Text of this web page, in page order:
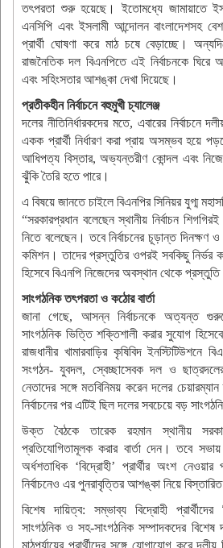
তৎপরতা শুরু হয়েছে। ইতোমধ্যে জামায়াতে
এনসিপি এবং ইসলামী আন্দোলন বাংলাদেশসহ
প্রার্থী ঘোষণা করে মাঠ চষে বেড়াচ্ছে।
রাজনৈতিক দল বিএনপিতে এই নির্বাচনকে ঘিরে
এবং সহিংসতার আশঙ্কা দেখা দিয়েছে।
প্রতীকহীন নির্বাচনে বহুমুখী চ্যালেঞ্জ
দলের নীতিনির্ধারকদের মতে, এবারের নির্বাচনে
একক প্রার্থী নির্ধারণ করা প্রায় অসম্ভব হয়ে
আধিপত্য বিস্তার, অভ্যন্তরীণ কোন্দল এবং
ঝুঁকি তৈরি হতে পারে।
এ বিষয়ে জানতে চাইলে বিএনপির সিনিয়র যুগ্ম
“সরকারপ্রধান বলেছেন স্থানীয় নির্বাচন
নিতে বলেছেন। তবে নির্বাচনের চূড়ান্ত দিনক্ষণ
কমিশন। তাদের প্রস্তুতির ওপরই সবকিছু
হিসেবে বিএনপি নিজেদের অবস্থান থেকে
সাংগঠনিক তৎপরতা ও কঠোর বার্তা
জানা গেছে, আসন্ন নির্বাচনকে অত্যন্ত
সাংগঠনিক ভিত্তি শক্তিশালী করার সুযোগ
রাজধানীর খামারবাড়ির কৃষিবিদ ইনস্টিটিউশনে
সংগঠন- যুবদল, স্বেচ্ছাসেবক দল ও ছাত্রদলের
নেতাদের সঙ্গে মতবিনিময় করেন দলের
নির্বাচনের পর এটিই ছিল দলের সবচেয়ে বড়
উক্ত বৈঠকে তারেক রহমান স্থানীয়
প্রতিযোগিতামূলক করার বার্তা দেন। তবে সভায়
অর্ধশতাধিক ‘বিদ্রোহী’ প্রার্থীর অংশ
নির্বাচনেও এর পুনরাবৃত্তির আশঙ্কা নিয়ে
বিশেষ দায়িত্ব: সম্ভাব্য বিদ্রোহী
সাংগঠনিক ও সহ-সাংগঠনিক সম্পাদকদের বিশেষ
মাঠপর্যায়ের প্রার্থীদের সঙ্গে যোগাযোগ করে